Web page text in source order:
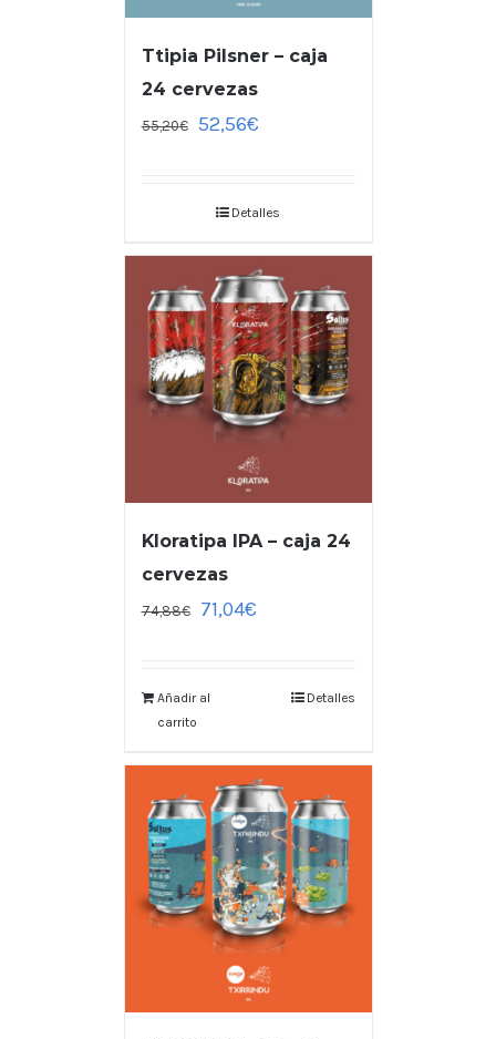
Ttipia Pilsner – caja
24 cervezas
55,20€ 52,56€
Detalles
Kloratipa IPA – caja 24
cervezas
74,88€ 71,04€
Añadir al
carrito
Detalles